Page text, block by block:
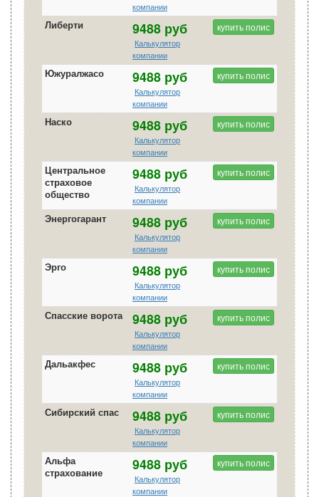
компании
Либерти 9488 руб
Калькулятор
компании
купить полис
Южуралжасо 9488 руб
Калькулятор
компании
купить полис
Наско 9488 руб
Калькулятор
компании
купить полис
Центральное
страховое
общество
9488 руб
Калькулятор
компании
купить полис
Энергогарант 9488 руб
Калькулятор
компании
купить полис
Эрго 9488 руб
Калькулятор
компании
купить полис
Спасские ворота 9488 руб
Калькулятор
компании
купить полис
Дальакфес 9488 руб
Калькулятор
компании
купить полис
Сибирский спас 9488 руб
Калькулятор
компании
купить полис
Альфа
страхование
9488 руб
Калькулятор
компании
купить полис